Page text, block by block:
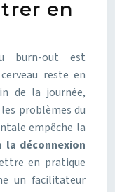
en
burn-out est
reste en
de la journée,
problèmes du
empêche la
la déconnexion
en pratique
un facilitateur